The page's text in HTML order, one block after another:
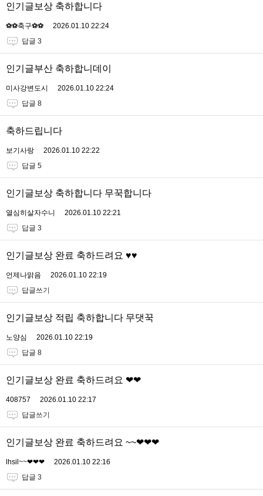
인기글보상 축하합니다
⚽️⚽️축구⚽️⚽️
2026.01.10 22:24
답글 3
인기글부산 축하합니데이
미사강변도시
2026.01.10 22:24
답글 8
축하드립니다
보기사랑
2026.01.10 22:22
답글 5
인기글보상 축하합니다 무꾹합니다
열심히살자수니
2026.01.10 22:21
답글 3
인기글보상 완료 축하드려요 ♥♥
언제나맑음
2026.01.10 22:19
답글쓰기
인기글보상 적립 축하합니다 무댓꾹
노양심
2026.01.10 22:19
답글 8
인기글보상 완료 축하드려요 ❤❤
408757
2026.01.10 22:17
답글쓰기
인기글보상 완료 축하드려요 ~~❤❤❤
lhsil~~❤❤❤
2026.01.10 22:16
답글 3